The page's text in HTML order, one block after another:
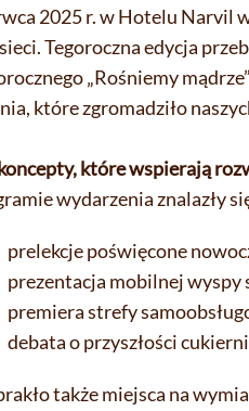
2025 r. w Hotelu Narvil
Tegoroczna edycja
„Rośniemy
które zgromadziło
które wspierają
wydarzenia znalazły
prelekcje poświęcone
prezentacja mobilnej wyspy
premiera strefy
debata o przyszłości
także miejsca na